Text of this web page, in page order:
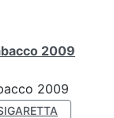
2009
2009